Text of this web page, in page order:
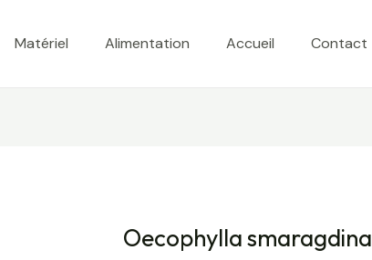
Matériel Alimentation Accueil Contact
Oecophylla smaragdina
quantité